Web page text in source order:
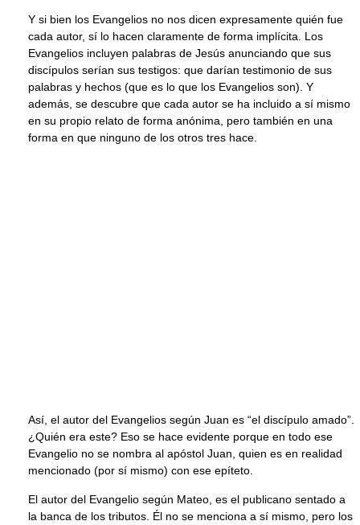
Y si bien los Evangelios no nos dicen expresamente quién fue
cada autor, sí lo hacen claramente de forma implícita. Los
Evangelios incluyen palabras de Jesús anunciando que sus
discípulos serían sus testigos: que darían testimonio de sus
palabras y hechos (que es lo que los Evangelios son). Y
además, se descubre que cada autor se ha incluido a sí mismo
en su propio relato de forma anónima, pero también en una
forma en que ninguno de los otros tres hace.
Así, el autor del Evangelios según Juan es “el discípulo amado”.
¿Quién era este? Eso se hace evidente porque en todo ese
Evangelio no se nombra al apóstol Juan, quien es en realidad
mencionado (por sí mismo) con ese epíteto.
El autor del Evangelio según Mateo, es el publicano sentado a
la banca de los tributos. Él no se menciona a sí mismo, pero los